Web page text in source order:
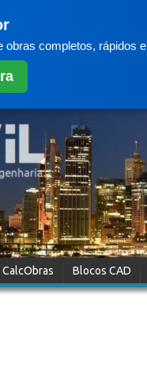
obras completos, rápidos
CalcObras Blocos CAD